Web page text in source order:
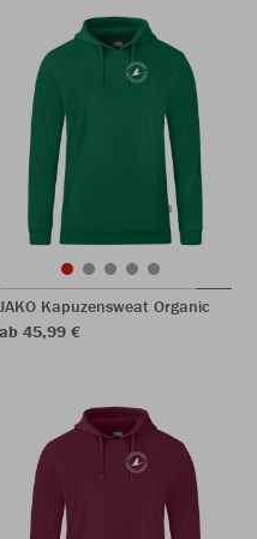
JAKO Kapuzensweat Organic
ab 45,99 €